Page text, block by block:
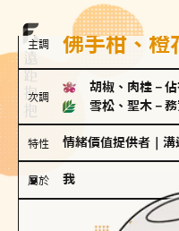
主調 佛手柑、橙
次調
胡椒、肉桂 － 佔
雪松、聖木 － 務
特性 情緒價值提供者 溝
屬於 我